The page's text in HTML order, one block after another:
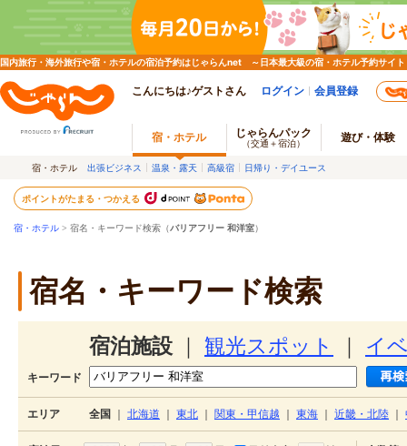
国内旅行・海外旅行や宿・ホテルの宿泊予約はじゃらんnet ～日本最大級の宿・ホテル予約サイト
こんにちは♪ゲストさん ログイン 会員登録
宿・ホテル じゃらんパック
（交通＋宿泊） 遊び・体験
宿・ホテル 出張ビジネス 温泉・露天 高級宿 日帰り・デイユース
ポイントがたまる・つかえる
宿・ホテル > 宿名・キーワード検索（バリアフリー 和洋室）
宿名・キーワード検索
宿泊施設 観光スポット イ
キーワード
エリア 全国 北海道 東北 関東・甲信越 東海 近畿・北陸